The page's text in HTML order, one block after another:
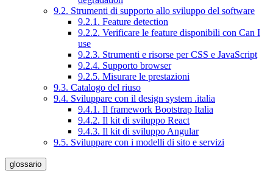
9.2. Strumenti di supporto allo sviluppo del software
9.2.1. Feature detection
9.2.2. Verificare le feature disponibili con Can I
use
9.2.3. Strumenti e risorse per CSS e JavaScript
9.2.4. Supporto browser
9.2.5. Misurare le prestazioni
9.3. Catalogo del riuso
9.4. Sviluppare con il design system .italia
9.4.1. Il framework Bootstrap Italia
9.4.2. Il kit di sviluppo React
9.4.3. Il kit di sviluppo Angular
9.5. Sviluppare con i modelli di sito e servizi
glossario